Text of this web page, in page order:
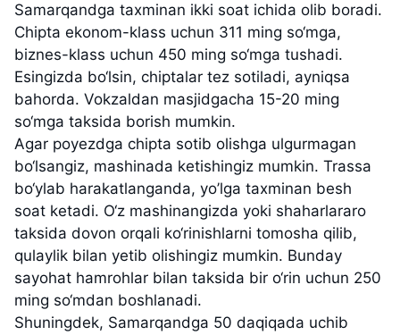
Samarqandga taxminan ikki soat ichida olib boradi.
Chipta ekonom-klass uchun 311 ming so‘mga,
biznes-klass uchun 450 ming so‘mga tushadi.
Esingizda bo‘lsin, chiptalar tez sotiladi, ayniqsa
bahorda. Vokzaldan masjidgacha 15-20 ming
so‘mga taksida borish mumkin.
Agar poyezdga chipta sotib olishga ulgurmagan
bo‘lsangiz, mashinada ketishingiz mumkin. Trassa
bo‘ylab harakatlanganda, yo’lga taxminan besh
soat ketadi. O‘z mashinangizda yoki shaharlararo
taksida dovon orqali ko‘rinishlarni tomosha qilib,
qulaylik bilan yetib olishingiz mumkin. Bunday
sayohat hamrohlar bilan taksida bir o‘rin uchun 250
ming so‘mdan boshlanadi.
Shuningdek, Samarqandga 50 daqiqada uchib